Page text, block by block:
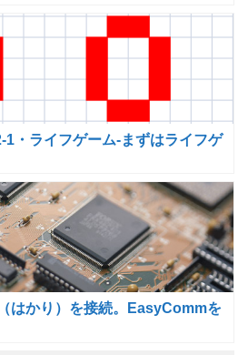
1・ライフゲーム-まずはライフゲ
はかり）を接続。EasyCommを